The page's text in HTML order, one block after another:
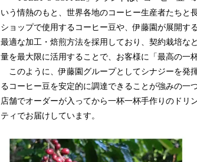
いう情熱のもと、世界各地のコーヒー生産者たちと
ショップで使用するコーヒー豆や、伊藤園が展開す
最適な加工・焙煎方法を採用しており、契約栽培な
量を最大限に活用することで、お客様に「最高の一
このように、伊藤園グループとしてシナジーを発
るコーヒー豆を安定的に調達できることが強みの一
店舗でオーダーが入ってから一杯一杯手作りのドリ
ティでお届けしています。